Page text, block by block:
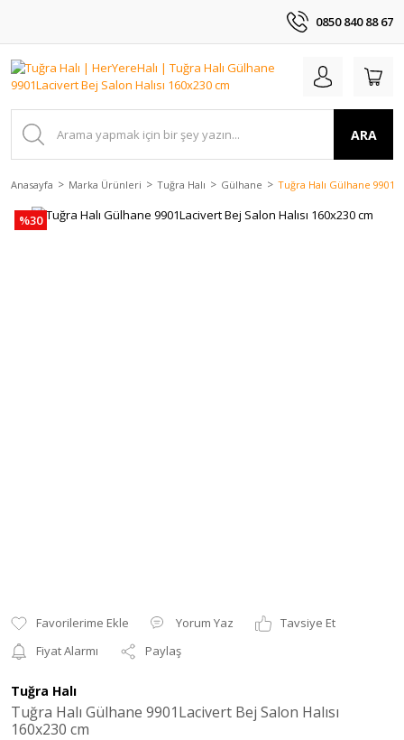
0850 840 88 67
ARA
Anasayfa Marka Ürünleri Tuğra Halı Gülhane Tuğra Halı Gülhane
%30
Yorum Yaz
Tavsiye Et
Fiyat Alarmı
Paylaş
Tuğra Halı
Tuğra Halı Gülhane 9901Lacivert Bej Salon Halısı
160x230 cm